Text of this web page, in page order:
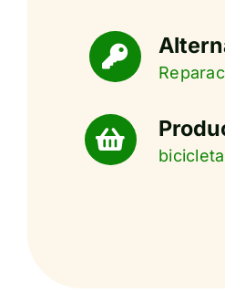
bicicleta